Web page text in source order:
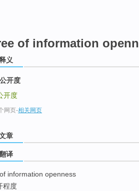
of information
义
开度
开度
网页-相关网页
章
译
information openness
程度